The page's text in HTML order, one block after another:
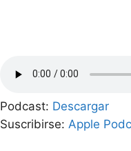
Podcast: Descargar
Suscribirse: Apple